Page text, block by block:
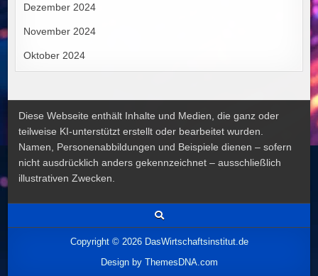
Dezember 2024
November 2024
Oktober 2024
Diese Webseite enthält Inhalte und Medien, die ganz oder
teilweise KI-unterstützt erstellt oder bearbeitet wurden.
Namen, Personenabbildungen und Beispiele dienen – sofern
nicht ausdrücklich anders gekennzeichnet – ausschließlich
illustrativen Zwecken.
Copyright © 2026 DasWirtschaftsinstitut.de
Design by ThemesDNA.com